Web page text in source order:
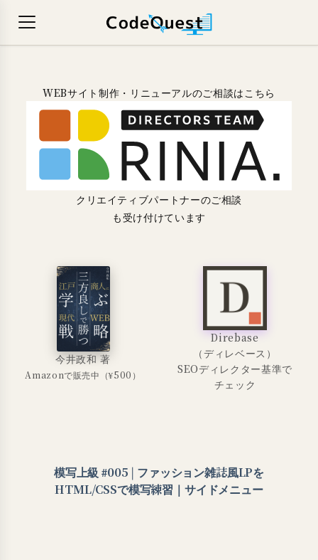
今井政和 著
Amazonで販売中（¥500）
WEBサイト制作・リニューアルのご相談はこちら
クリエイティブパートナーのご相談
も受け付けています
Direbase
（ディレベース）
SEOディレクター基準で
チェック
模写上級 #005 | ファッション雑誌風LPを
HTML/CSSで模写練習｜サイドメニュー